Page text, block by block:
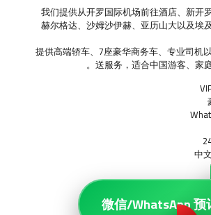
我们提供从开罗国际机场前往酒店、新开
赫尔格达、沙姆沙伊赫、亚历山大以及埃
提供高端轿车、7座豪华商务车、专业司机
送服务，适合中国游客、家